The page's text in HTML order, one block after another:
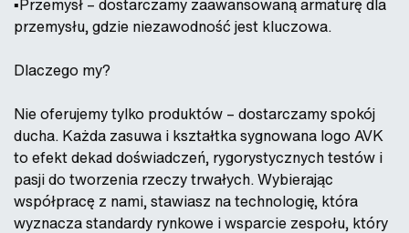
▪️Przemysł – dostarczamy zaawansowaną armaturę dla
przemysłu, gdzie niezawodność jest kluczowa.
Dlaczego my?
Nie oferujemy tylko produktów – dostarczamy spokój
ducha. Każda zasuwa i kształtka sygnowana logo AVK
to efekt dekad doświadczeń, rygorystycznych testów i
pasji do tworzenia rzeczy trwałych. Wybierając
współpracę z nami, stawiasz na technologię, która
wyznacza standardy rynkowe i wsparcie zespołu, który